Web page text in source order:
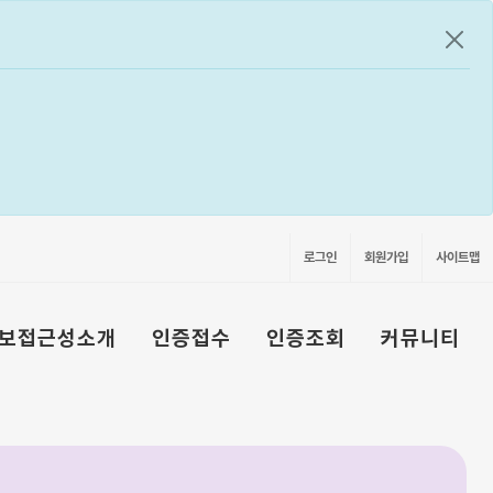
공지
로그인 회원가입 사이트맵
접근성소개 인증접수 인증조회 커뮤니티